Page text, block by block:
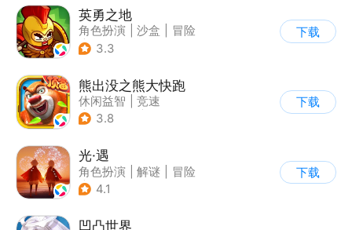
英勇之地
角色扮演 沙盒
冒险
| steam游戏
3.3
下载
熊出没之熊大快跑
休闲益智
竞速
| 动漫改编
3.8
下载
光·遇
角色扮演 解谜
冒险
| 开放世界
4.1
下载
凹凸世界